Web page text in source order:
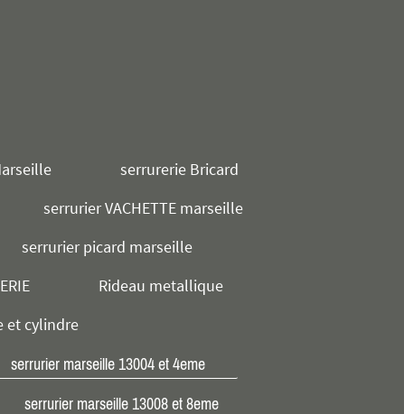
serrurerie Bricard
serrurier VACHETTE marseille
serrurier picard marseille
Rideau metallique
et cylindre
serrurier marseille 13004 et 4eme
serrurier marseille 13008 et 8eme